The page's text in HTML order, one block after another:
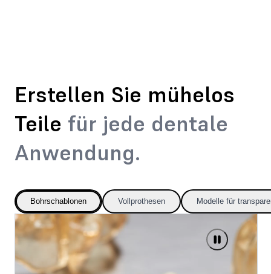
Erstellen Sie mühelos
Teile für jede dentale
Anwendung.
Bohrschablonen Vollprothesen Modelle für